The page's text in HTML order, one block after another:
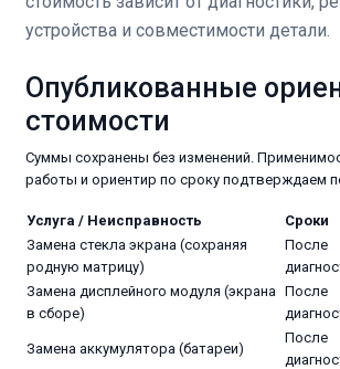
устройства и совместимости детали.
Опубликованные
стоимости
Суммы сохранены без изменений.
работы и ориентир по сроку подтверждаем
Услуга / Неисправность Сроки
Замена стекла экрана (сохраняя
родную матрицу)
После
Замена дисплейного модуля (экрана
в сборе)
После
Замена аккумулятора (батареи)
После